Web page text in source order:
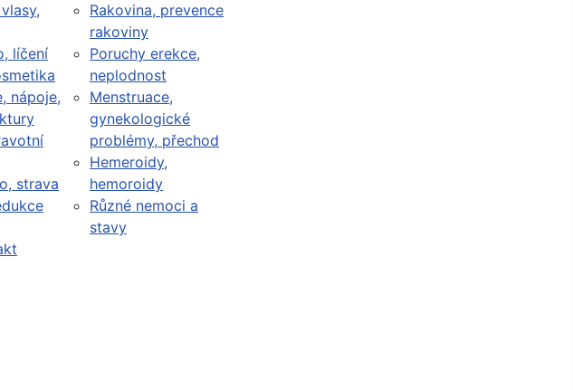
líčení
nápoje,
strava
Rakovina, prevence
rakoviny
Poruchy erekce,
neplodnost
Menstruace,
gynekologické
problémy, přechod
Hemeroidy,
hemoroidy
Různé nemoci a
stavy